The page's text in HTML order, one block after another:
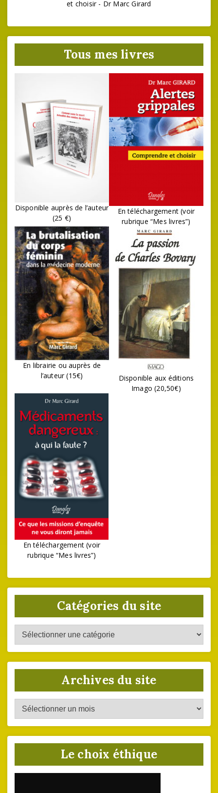
et choisir - Dr Marc Girard
Tous mes livres
Disponible auprès de l’auteur
(25 €)
En téléchargement (voir
rubrique “Mes livres”)
En librairie ou auprès de
l’auteur (15€)
Disponible aux éditions
Imago (20,50€)
En téléchargement (voir
rubrique “Mes livres”)
Catégories du site
Catégories
du
site
Archives du site
Archives
du
site
Le choix éthique